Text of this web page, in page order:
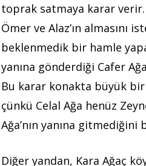
toprak satmaya karar
Ömer ve Alaz’ın almasını
beklenmedik bir hamle
yanına gönderdiği Cafer
Bu karar konakta büyük
çünkü Celal Ağa henüz
Ağa’nın yanına gitmediğini
Diğer yandan, Kara Ağaç